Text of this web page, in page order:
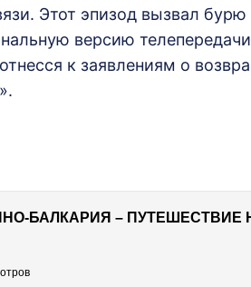
Этот эпизод вызвал бурю
версию
к заявлениям о
БАЛКАРИЯ – ПУТЕШЕСТВИЕ